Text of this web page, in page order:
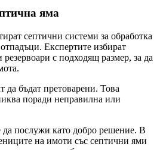
яма
септични системи за обработка
Експертите избират
с подходящ размер, за да
да бъдат претоварени. Това
поради неправилна или
послужи като добро решение. В
на имоти със септични ями